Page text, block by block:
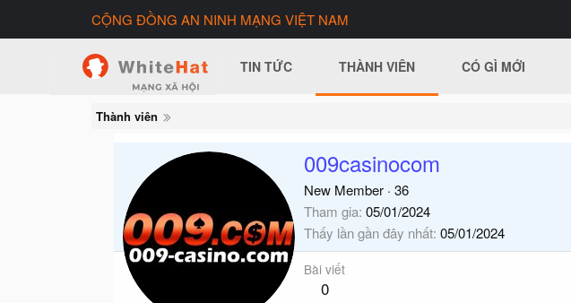
CỘNG ĐỒNG AN NINH MẠNG VIỆT NAM
TIN TỨC THÀNH VIÊN CÓ GÌ MỚI
Thành viên
009casinocom
New Member · 36
Tham gia 05/01/2024
Thấy lần gần đây nhất 05/01/2024
Bài viết
0